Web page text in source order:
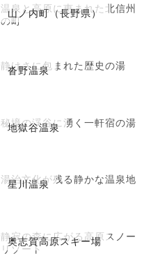
山ノ内町（長野県）
温泉と高原に恵まれた北信州
の町
沓野温泉
静けさに包まれた歴史の湯
地獄谷温泉
秘境の渓谷に湧く一軒宿の湯
星川温泉
湯治文化が残る静かな温泉地
奥志賀高原スキー場
静寂の森に広がる高原スノー
リゾート